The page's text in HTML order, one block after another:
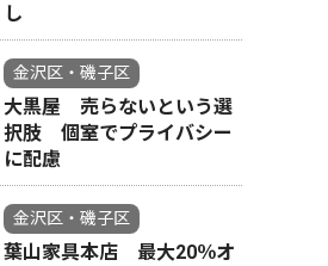
し
金沢区・磯子区
大黒屋 売らないという選
択肢 個室でプライバシー
に配慮
金沢区・磯子区
葉山家具本店 最大20％オ